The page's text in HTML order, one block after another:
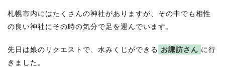
札幌市内にはたくさんの神社がありますが、その中でも相性
の良い神社にその時の気分で足を運んでいます。
先日は娘のリクエストで、水みくじができる お諏訪さん に行
きました。